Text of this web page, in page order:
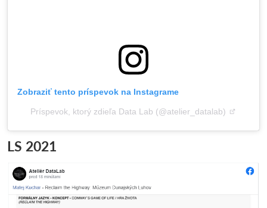
Zobraziť tento príspevok na Instagrame
Príspevok, ktorý zdieľa Data Lab (@atelier_datalab)
LS 2021